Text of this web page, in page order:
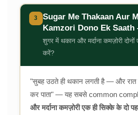
3
Sugar Me Thakaan Aur
Kamzori Dono Ek
शुगर में थकान और मर्दाना कमज़ोरी
करें?
"सुबह उठते ही थकान लगती है — और रात
कर पाता" — यह सबसे common
और मर्दाना कमज़ोरी एक ही सिक्के के दो